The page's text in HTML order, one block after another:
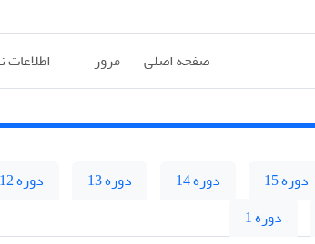
صفحه اصلی مرور
دوره 15 دوره 14 دوره 13 دوره 12
دوره 1